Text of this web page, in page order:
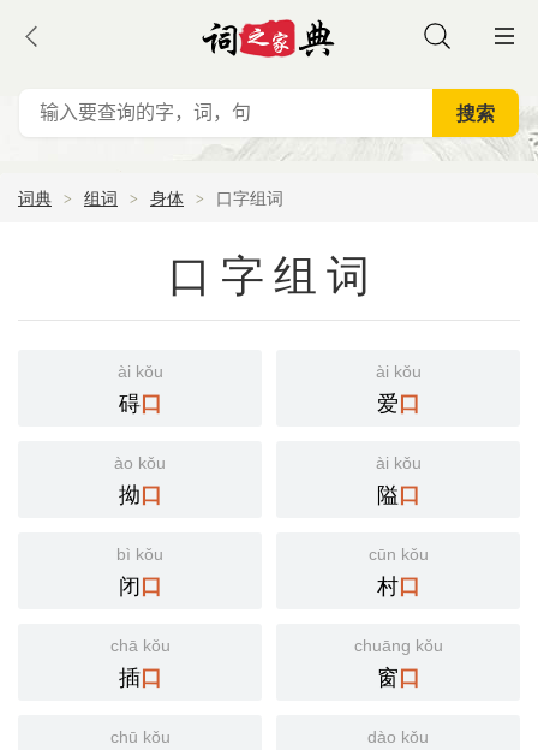
词典 组词 身体 口字组词
口字组词
ài kǒu
碍口
ài kǒu
爱口
ào kǒu
拗口
ài kǒu
隘口
bì kǒu
闭口
cūn kǒu
村口
chā kǒu
插口
chuāng kǒu
窗口
chū kǒu dào kǒu